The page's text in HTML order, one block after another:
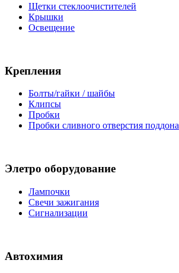
Щетки стеклоочистителей
Крышки
Освещение
Крепления
Болты/гайки / шайбы
Клипсы
Пробки
Пробки сливного отверстия поддона
Элетро оборудование
Лампочки
Свечи зажигания
Сигнализации
Автохимия